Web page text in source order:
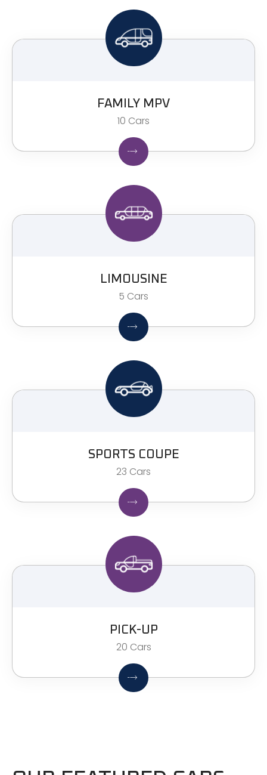
FAMILY MPV​
10 Cars
LIMOUSINE
5 Cars
SPORTS COUPE
23 Cars
PICK-UP
20 Cars